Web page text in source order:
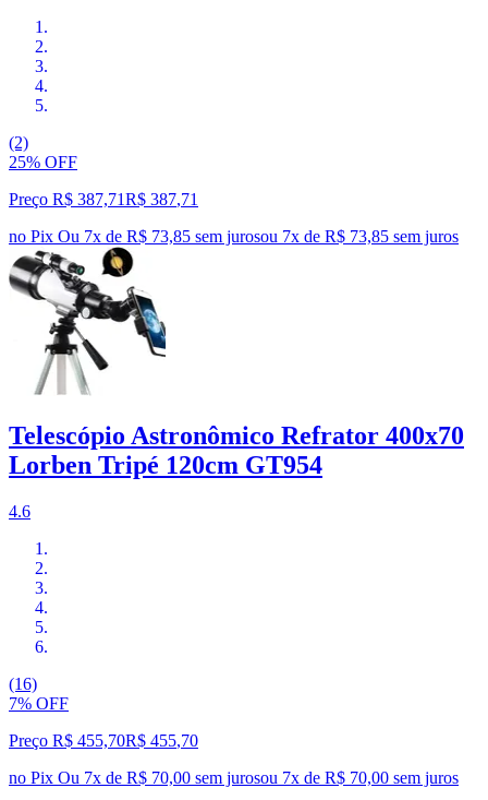
(2)
25% OFF
Preço R$ 387,71R$ 387,71
no Pix Ou 7x de R$ 73,85 sem jurosou 7x de R$ 73,85 sem juros
Telescópio Astronômico Refrator 400x70
Lorben Tripé 120cm GT954
4.6
(16)
7% OFF
Preço R$ 455,70R$ 455,70
no Pix Ou 7x de R$ 70,00 sem jurosou 7x de R$ 70,00 sem juros